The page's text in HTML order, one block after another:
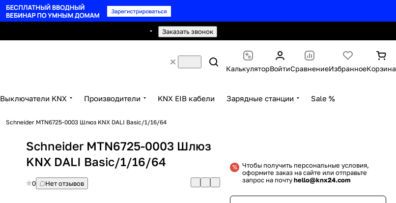
Заказать звонок
КалькуляторВойтиСравнениеИзбранноеКорзина
Выключатели KNX Производители KNX EIB кабели Зарядные станции Sale %
Schneider MTN6725-0003 Шлюз KNX DALI Basic/1/16/64
Schneider MTN6725-0003 Шлюз
KNX DALI Basic/1/16/64
0 Нет отзывов
Чтобы получить персональные условия,
оформите заказ на сайте или отправьте
запрос на почтуhello@knx24.com